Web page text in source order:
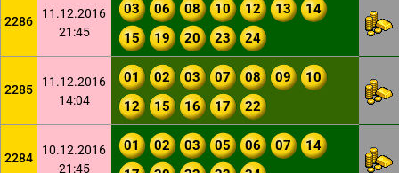
2286
11.12.2016
21:45
03 06 08 10 12 13
14
15
19 20 23 24
2285
11.12.2016
14:04
01 02 03 07 08 09
10
12
15 16 17 22
2284
10.12.2016
21:45
01 02 03 05 06 07
14